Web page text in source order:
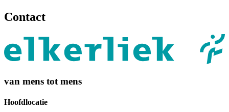
Contact
van mens tot mens
Hoofdlocatie